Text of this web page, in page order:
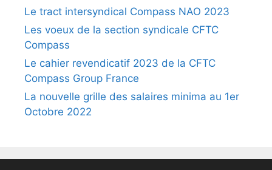
Le tract intersyndical Compass NAO 2023
Les voeux de la section syndicale CFTC
Compass
Le cahier revendicatif 2023 de la CFTC
Compass Group France
La nouvelle grille des salaires minima au 1er
Octobre 2022